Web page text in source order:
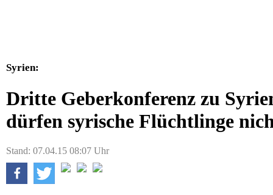
Syrien:
Dritte Geberkonferenz zu
dürfen syrische Flüchtlinge
Stand: 07.04.15 08:07 Uhr